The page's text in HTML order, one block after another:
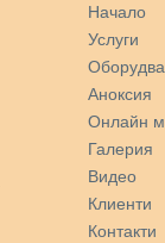
Начало
Услуги
Аноксия
Онлайн
Галерия
Видео
Клиенти
Контакти